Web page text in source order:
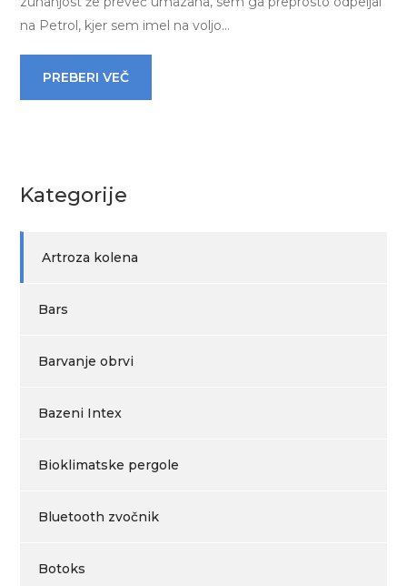
na Petrol, kjer sem imel na voljo…
PREBERI VEČ
Kategorije
Artroza kolena
Bars
Barvanje obrvi
Bazeni Intex
Bioklimatske pergole
Bluetooth zvočnik
Botoks